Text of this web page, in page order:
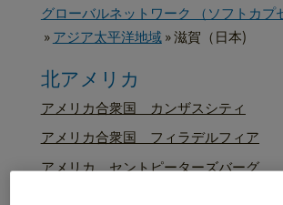
グローバルネットワーク （ソフトカプ
»アジア太平洋地域»滋賀（日本)
北アメリカ
アメリカ合衆国 カンザスシティ
アメリカ合衆国 フィラデルフィア
アメリカ、セントピーターズバーグ